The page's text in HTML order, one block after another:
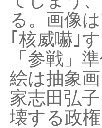
る。画像
｢核威嚇｣
「参戦」
絵は抽象
家志田弘
壊する政